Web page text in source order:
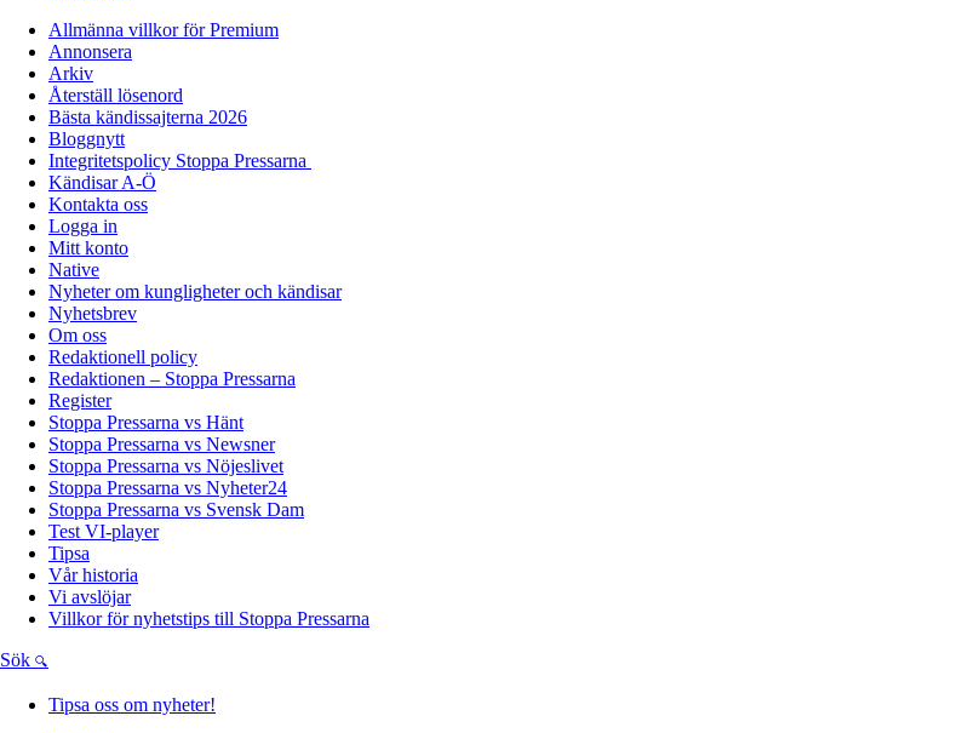
Allmänna villkor för Premium
Annonsera
Arkiv
Återställ lösenord
Bästa kändissajterna 2026
Bloggnytt
Integritetspolicy Stoppa Pressarna
Kändisar A-Ö
Kontakta oss
Logga in
Mitt konto
Native
Nyheter om kungligheter och kändisar
Nyhetsbrev
Om oss
Redaktionell policy
Redaktionen – Stoppa Pressarna
Register
Stoppa Pressarna vs Hänt
Stoppa Pressarna vs Newsner
Stoppa Pressarna vs Nöjeslivet
Stoppa Pressarna vs Nyheter24
Stoppa Pressarna vs Svensk Dam
Test VI-player
Tipsa
Vår historia
Vi avslöjar
Villkor för nyhetstips till Stoppa Pressarna
Sök
Tipsa oss om nyheter!